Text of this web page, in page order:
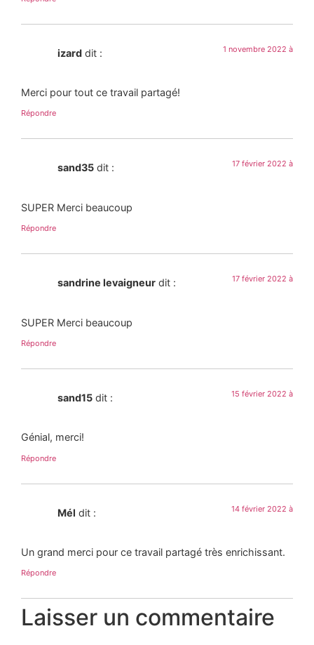
izard dit : 1 novembre 2022 à
Merci pour tout ce travail partagé!
Répondre
sand35 dit : 17 février 2022 à
SUPER Merci beaucoup
Répondre
sandrine levaigneur dit : 17 février 2022 à
SUPER Merci beaucoup
Répondre
sand15 dit : 15 février 2022 à
Génial, merci!
Répondre
Mél dit : 14 février 2022 à
Un grand merci pour ce travail partagé très enrichissant.
Répondre
Laisser un commentaire